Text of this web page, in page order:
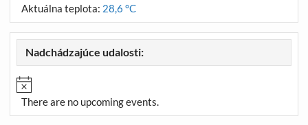
Aktuálna teplota: 28,6 °C
Nadchádzajúce udalosti:
There are no upcoming events.